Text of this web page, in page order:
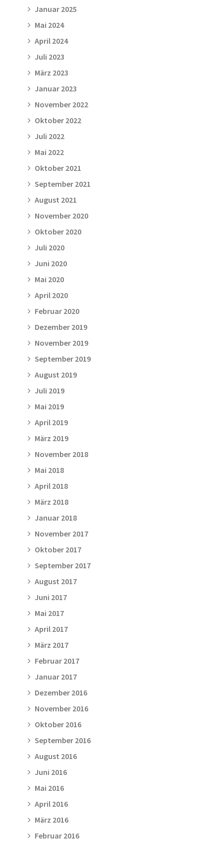
Januar 2025
Mai 2024
April 2024
Juli 2023
März 2023
Januar 2023
November 2022
Oktober 2022
Juli 2022
Mai 2022
Oktober 2021
September 2021
August 2021
November 2020
Oktober 2020
Juli 2020
Juni 2020
Mai 2020
April 2020
Februar 2020
Dezember 2019
November 2019
September 2019
August 2019
Juli 2019
Mai 2019
April 2019
März 2019
November 2018
Mai 2018
April 2018
März 2018
Januar 2018
November 2017
Oktober 2017
September 2017
August 2017
Juni 2017
Mai 2017
April 2017
März 2017
Februar 2017
Januar 2017
Dezember 2016
November 2016
Oktober 2016
September 2016
August 2016
Juni 2016
Mai 2016
April 2016
März 2016
Februar 2016